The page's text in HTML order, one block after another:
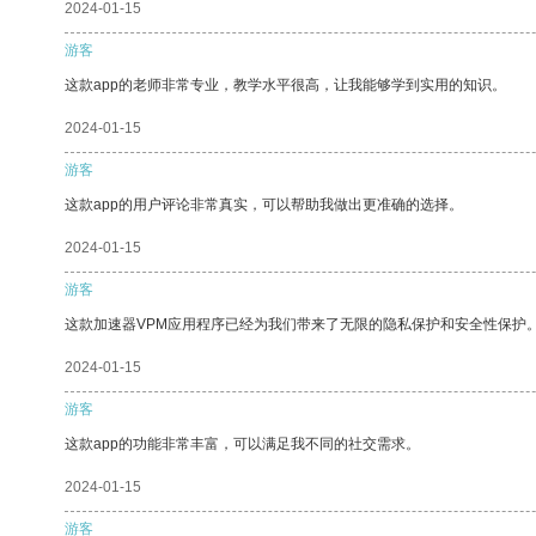
2024-01-15
游客
这款app的老师非常专业，教学水平很高，让我能够学到实用的知识。
2024-01-15
游客
这款app的用户评论非常真实，可以帮助我做出更准确的选择。
2024-01-15
游客
这款加速器VPM应用程序已经为我们带来了无限的隐私保护和安全性保护
2024-01-15
游客
这款app的功能非常丰富，可以满足我不同的社交需求。
2024-01-15
游客